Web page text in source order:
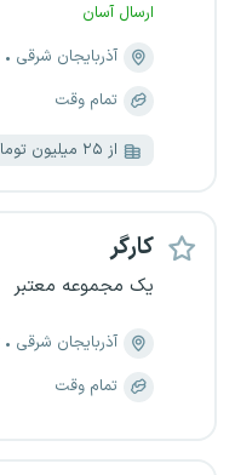
ارسال آسان
آذربایجان شرقی
تمام وقت
از ۲۵ میلیون تومان
کارگر
یک مجموعه معتبر
آذربایجان شرقی
تمام وقت